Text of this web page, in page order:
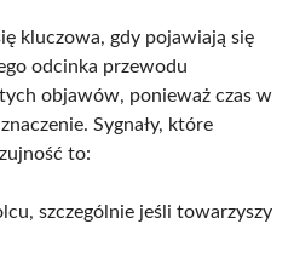
kluczowa, gdy pojawiają się
odcinka przewodu
objawów, ponieważ czas w
Sygnały, które
to:
szczególnie jeśli towarzyszy